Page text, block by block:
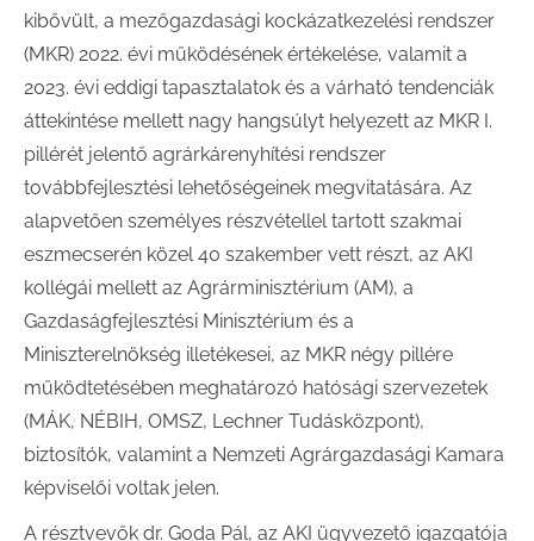
kibővült, a mezőgazdasági kockázatkezelési rendszer
(MKR) 2022. évi működésének értékelése, valamit a
2023. évi eddigi tapasztalatok és a várható tendenciák
áttekintése mellett nagy hangsúlyt helyezett az MKR I.
pillérét jelentő agrárkárenyhítési rendszer
továbbfejlesztési lehetőségeinek megvitatására. Az
alapvetően személyes részvétellel tartott szakmai
eszmecserén közel 40 szakember vett részt, az AKI
kollégái mellett az Agrárminisztérium (AM), a
Gazdaságfejlesztési Minisztérium és a
Miniszterelnökség illetékesei, az MKR négy pillére
működtetésében meghatározó hatósági szervezetek
(MÁK, NÉBIH, OMSZ, Lechner Tudásközpont),
biztosítók, valamint a Nemzeti Agrárgazdasági Kamara
képviselői voltak jelen.
A résztvevők dr. Goda Pál, az AKI ügyvezető igazgatója